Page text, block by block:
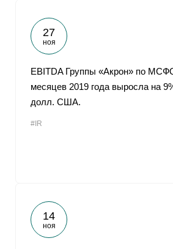
27
ноя
EBITDA Группы «Акрон» по
месяцев 2019 года выросла на
долл. США.
#IR
14
ноя